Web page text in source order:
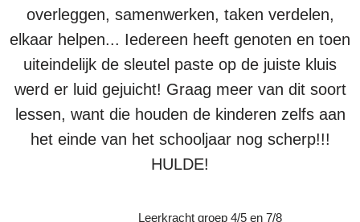
overleggen, samenwerken, taken verdelen,
elkaar helpen... Iedereen heeft genoten en toen
uiteindelijk de sleutel paste op de juiste kluis
werd er luid gejuicht! Graag meer van dit soort
lessen, want die houden de kinderen zelfs aan
het einde van het schooljaar nog scherp!!!
HULDE!
Leerkracht groep 4/5 en 7/8